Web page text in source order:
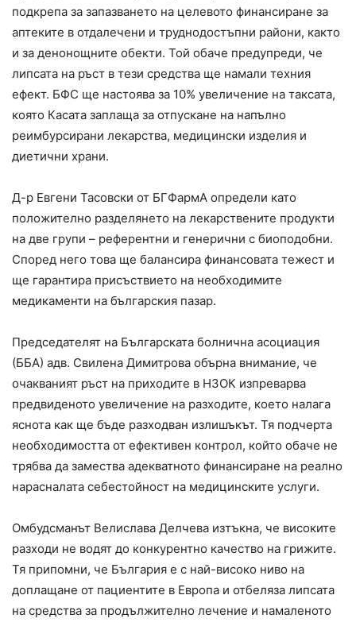
подкрепа за запазването на целевото финансиране за
аптеките в отдалечени и труднодостъпни райони, както
и за денонощните обекти. Той обаче предупреди, че
липсата на ръст в тези средства ще намали техния
ефект. БФС ще настоява за 10% увеличение на таксата,
която Касата заплаща за отпускане на напълно
реимбурсирани лекарства, медицински изделия и
диетични храни.
Д-р Евгени Тасовски от БГФармА определи като
положително разделянето на лекарствените продукти
на две групи – референтни и генерични с биоподобни.
Според него това ще балансира финансовата тежест и
ще гарантира присъствието на необходимите
медикаменти на българския пазар.
Председателят на Българската болнична асоциация
(ББА) адв. Свилена Димитрова обърна внимание, че
очакваният ръст на приходите в НЗОК изпреварва
предвиденото увеличение на разходите, което налага
яснота как ще бъде разходван излишъкът. Тя подчерта
необходимостта от ефективен контрол, който обаче не
трябва да замества адекватното финансиране на реално
нарасналата себестойност на медицинските услуги.
Омбудсманът Велислава Делчева изтъкна, че високите
разходи не водят до конкурентно качество на грижите.
Тя припомни, че България е с най-високо ниво на
доплащане от пациентите в Европа и отбеляза липсата
на средства за продължително лечение и намаленото